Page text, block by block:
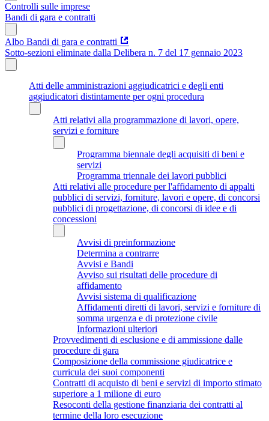
Controlli sulle imprese
Bandi di gara e contratti
Albo Bandi di gara e contratti
Sotto-sezioni eliminate dalla Delibera n. 7 del 17 gennaio 2023
Atti delle amministrazioni aggiudicatrici e degli enti
aggiudicatori distintamente per ogni procedura
Atti relativi alla programmazione di lavori, opere,
servizi e forniture
Programma biennale degli acquisiti di beni e
servizi
Programma triennale dei lavori pubblici
Atti relativi alle procedure per l'affidamento di appalti
pubblici di servizi, forniture, lavori e opere, di concorsi
pubblici di progettazione, di concorsi di idee e di
concessioni
Avvisi di preinformazione
Determina a contrarre
Avvisi e Bandi
Avviso sui risultati delle procedure di
affidamento
Avvisi sistema di qualificazione
Affidamenti diretti di lavori, servizi e forniture di
somma urgenza e di protezione civile
Informazioni ulteriori
Provvedimenti di esclusione e di ammissione dalle
procedure di gara
Composizione della commissione giudicatrice e
curricula dei suoi componenti
Contratti di acquisto di beni e servizi di importo stimato
superiore a 1 milione di euro
Resoconti della gestione finanziaria dei contratti al
termine della loro esecuzione